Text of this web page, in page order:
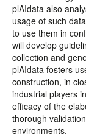
plAIdata also
usage of such
to use them in
will develop
collection and
plAIdata fosters
construction, in
industrial players
efficacy of the
thorough
environments.